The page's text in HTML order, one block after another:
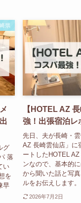
県
グ
落
い
を
早
【HOTEL AZ
強！出張宿泊レ
先日、夫が長崎・
AZ 長崎雲仙店」に
ートしたHOTEL
ンなので、基本的
から聞いた話と写
ルをお伝えします
2026年7月2日